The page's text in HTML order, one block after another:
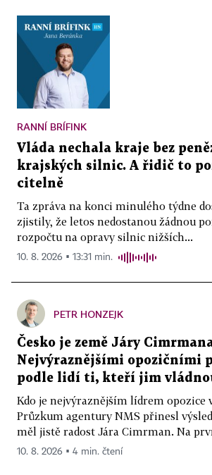
RANNÍ BRÍFINK
Vláda nechala kraje bez
krajských silnic. A řidič to
citelně
Ta zpráva na konci minulého týdne
zjistily, že letos nedostanou žádnou
rozpočtu na opravy silnic nižších...
10. 8. 2026 ▪ 13:31 min.
PETR HONZEJK
Česko je země Járy
Nejvýraznějšími opozičními
podle lidí ti, kteří jim
Kdo je nejvýraznějším lídrem opozice
Průzkum agentury NMS přinesl
měl jistě radost Jára Cimrman. Na
10. 8. 2026 ▪ 4 min. čtení